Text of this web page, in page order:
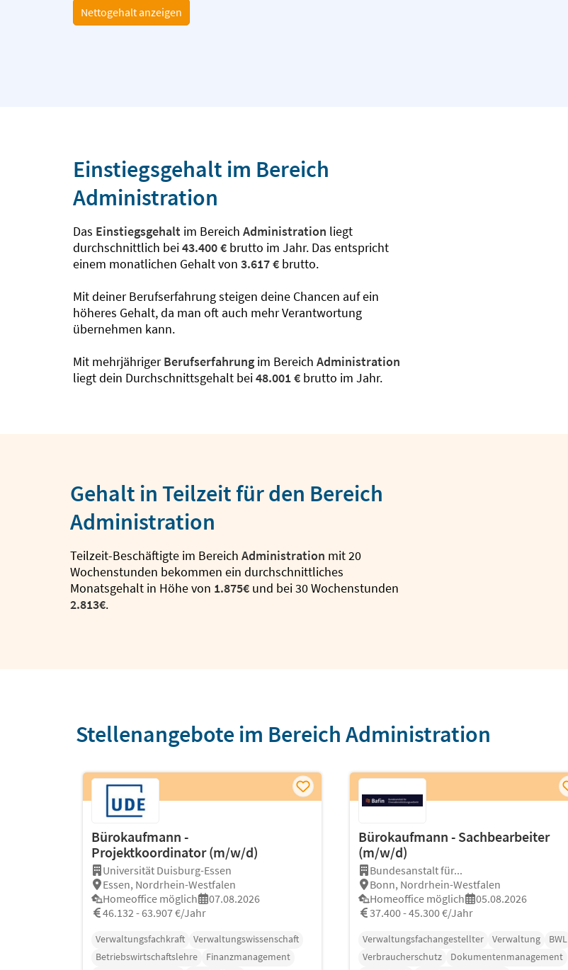
Nettogehalt anzeigen
Einstiegsgehalt im Bereich
Administration
Das Einstiegsgehalt im Bereich Administration liegt
durchschnittlich bei43.400 € brutto im Jahr. Das entspricht
einem monatlichen Gehalt von 3.617 € brutto.
Mit deiner Berufserfahrung steigen deine Chancen auf ein
höheres Gehalt, da man oft auch mehr Verantwortung
übernehmen kann.
Mit mehrjährigerBerufserfahrung im Bereich Administration
liegt dein Durchschnittsgehalt bei48.001 € brutto im Jahr.
Gehalt in Teilzeit für den Bereich
Administration
Teilzeit-Beschäftigte im Bereich Administration mit 20
Wochenstunden bekommen ein durchschnittliches
Monatsgehalt in Höhe von 1.875€ und bei 30 Wochenstunden
2.813€.
Stellenangebote im Bereich Administration
Bürokaufmann -
Projektkoordinator (m/w/d)
Universität Duisburg-Essen
Essen, Nordrhein-Westfalen
Homeoffice möglich
07.08.2026
46.132 - 63.907 €/Jahr
Verwaltungsfachkraft
Verwaltungswissenschaft
Betriebswirtschaftslehre
Finanzmanagement
Bürokaufmann - Sachbearbeiter
(m/w/d)
Bundesanstalt für...
Bonn, Nordrhein-Westfalen
Homeoffice möglich
05.08.2026
37.400 - 45.300 €/Jahr
Verwaltungsfachangestellter Verwaltung
BWL
Verbraucherschutz
Dokumentenmanagement